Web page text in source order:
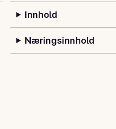
Innhold
Næringsinnhold